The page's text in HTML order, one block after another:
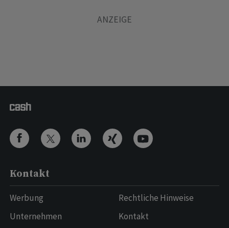
Kontakt
Werbung
Unternehmen
Rechtliche Hinweise
Kontakt